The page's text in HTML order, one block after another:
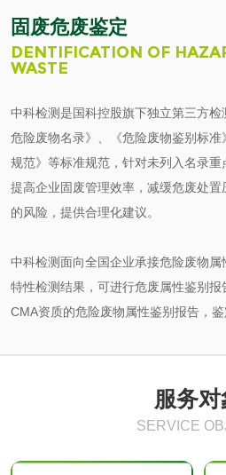
固废危废鉴定
DENTIFICATION OF
WASTE
中科检测是国科控股旗下独立第三方
危险废物名录》、《危险废物鉴别标
规范》等标准规范，针对未列入名录重
提高企业固废管理效率，减缓危废处
的风险，提供合理化建议。
中科检测面向全国企业承接危险废物
特性检测结果，可进行危废属性鉴别
CMA资质的危险废物属性鉴别报告，鉴
服务对
SERVICE
验
玩具检测
电子烟检测
儿童玩具检测
纺织品抗菌检
纺织品检测